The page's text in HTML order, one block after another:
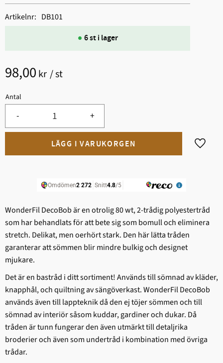
98,00 kr /st
Antal
+
-
Lägg
6 st i lager
Artikelnr DB101
WonderFil DecoBob är en otrolig 80 wt, 2-trådig polyestertråd
som har behandlats för att bete sig som bomull och eliminera
stretch. Delikat, men oerhört stark. Den här lätta tråden
garanterar att sömmen blir mindre bulkig och designet
mjukare.
Det är en bastråd i ditt sortiment! Används till sömnad av kläder,
knapphål, och quiltning av sängöverkast. WonderFil DecoBob
används även till lappteknik då den ej töjer sömmen och till
sömnad av interiör såsom kuddar, gardiner och dukar. Då
tråden är tunn fungerar den även utmärkt till detaljrika
broderier och även som undertråd i kombination med övriga
trådar.